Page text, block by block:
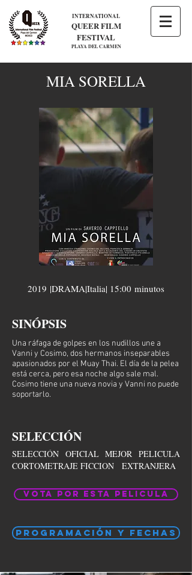
INTERNATIONAL
QUEER FILM
FESTIVAL
PLAYA DEL CARMEN
MIA SORELLA
2019 |DRAMA|Italia| 15:00 minutos
SINÓPSIS
Una ráfaga de golpes en los nudillos une a
Vanni y Cosimo, dos hermanos inseparables
apasionados por el Muay Thai. El día de la pelea
está cerca, pero esa noche algo sale mal.
Cosimo tiene una nueva novia y Vanni no puede
soportarlo.
SELECCIÓN
SELECCIÓN OFICIAL MEJOR PELICULA
CORTOMETRAJE FICCION EXTRANJERA
VOTA POR ESTA PELICULA
PROGRAMACIÓN Y FECHAS